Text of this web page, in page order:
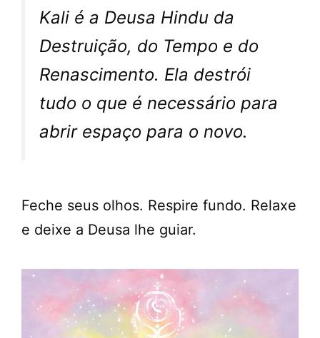
Kali é a Deusa Hindu da
Destruição, do Tempo e do
Renascimento. Ela destrói
tudo o que é necessário para
abrir espaço para o novo.
Feche seus olhos. Respire fundo. Relaxe
e deixe a Deusa lhe guiar.